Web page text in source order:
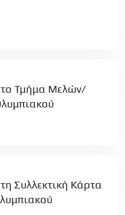
Τμήμα Μελών/
Συλλεκτική Κάρτα